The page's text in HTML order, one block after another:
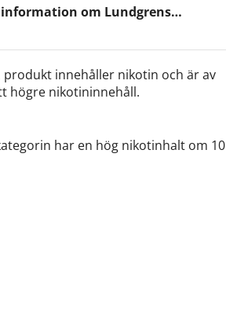
om Lundgrens
produkt innehåller nikotin och är av
högre nikotininnehåll.
har en hög nikotinhalt om 10